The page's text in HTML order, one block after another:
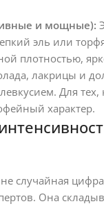
и мощные):
эль или
плотностью,
лакрицы и
Для тех,
характер.
случайная
Она